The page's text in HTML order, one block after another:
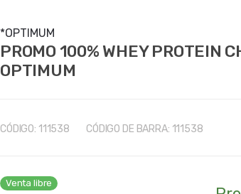
o
r
*OPTIMUM
PROMO 100% WHEY PROTEIN
OPTIMUM
CÓDIGO: 111538 CÓDIGO DE BARRA: 111538
Venta libre